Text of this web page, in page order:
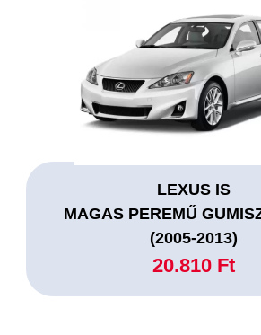
LEXUS IS
MAGAS PEREMŰ
(2005-2013)
20.810 Ft